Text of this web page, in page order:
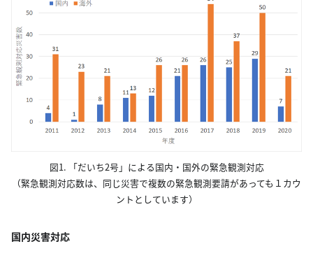
図1. 「だいち2号」による国内・国外の緊急観測対応
（緊急観測対応数は、同じ災害で複数の緊急観測要請があっても１カウ
ントとしています）
国内災害対応